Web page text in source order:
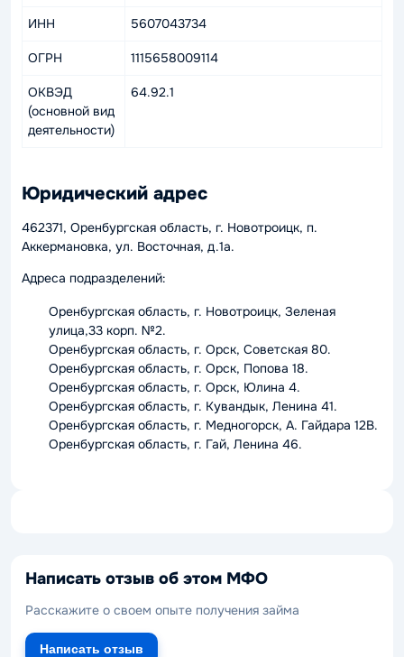
ИНН 5607043734
ОГРН 1115658009114
ОКВЭД
(основной вид
деятельности)
64.92.1
Юридический адрес
462371, Оренбургская область, г. Новотроицк, п.
Аккермановка, ул. Восточная, д.1а.
Адреса подразделений:
Оренбургская область, г. Новотроицк, Зеленая
улица,33 корп. №2.
Оренбургская область, г. Орск, Советская 80.
Оренбургская область, г. Орск, Попова 18.
Оренбургская область, г. Орск, Юлина 4.
Оренбургская область, г. Кувандык, Ленина 41.
Оренбургская область, г. Медногорск, А. Гайдара 12В.
Оренбургская область, г. Гай, Ленина 46.
Написать отзыв об этом МФО
Расскажите о своем опыте получения займа
Написать отзыв